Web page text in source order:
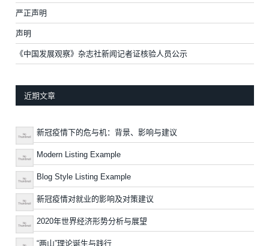
严正声明
声明
《中国发展观察》杂志社新闻记者证核验人员公示
近期文章
新冠疫情下的危与机：背景、影响与建议
Modern Listing Example
Blog Style Listing Example
新冠疫情对就业的影响及对策建议
2020年世界经济形势分析与展望
“两山”理论诞生与践行